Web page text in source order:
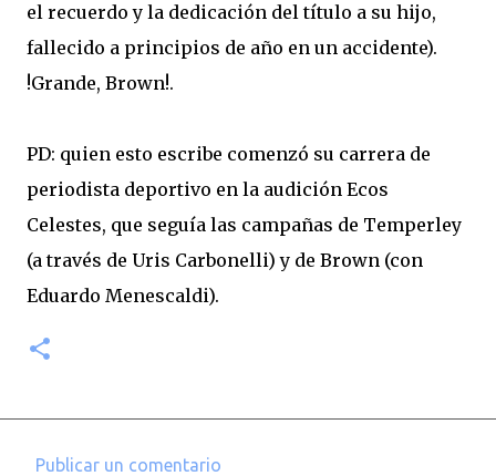
el recuerdo y la dedicación del título a su hijo,
fallecido a principios de año en un accidente).
!Grande, Brown!.
PD: quien esto escribe comenzó su carrera de
periodista deportivo en la audición Ecos
Celestes, que seguía las campañas de Temperley
(a través de Uris Carbonelli) y de Brown (con
Eduardo Menescaldi).
Publicar un comentario